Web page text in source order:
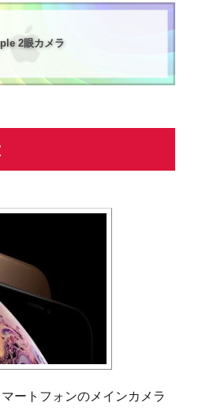
2眼カメラ
ートフォンのメインカメラ